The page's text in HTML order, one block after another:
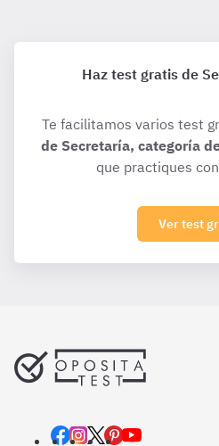
Haz test gratis de
Te facilitamos varios test
de Secretaría, categoría
que practiques
Ver test